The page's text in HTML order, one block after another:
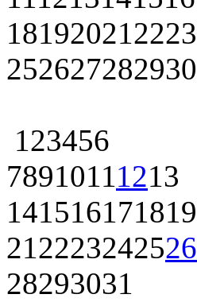
181920212223
252627282930
123456
78910111213
141516171819
212223242526
28293031